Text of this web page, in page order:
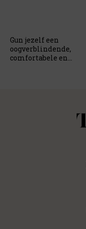
Gun jezelf een
oogverblindende,
comfortabele en